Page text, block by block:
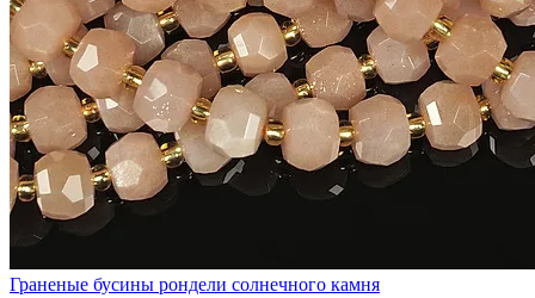
Граненые бусины рондели солнечного камня